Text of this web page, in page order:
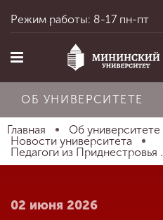
Главная
Режим работы: 8-17 пн-пт
ОБ УНИВЕРСИТЕТЕ
Главная
Об университете
Новости университета
Педагоги из Приднестровья
02 июня 2026